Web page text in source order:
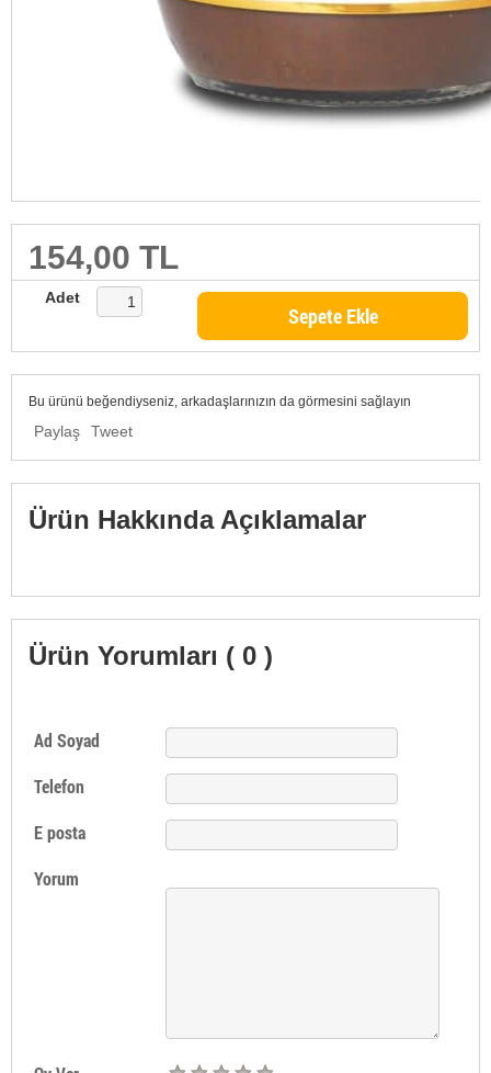
154,00 TL
Adet
Sepete Ekle
Bu ürünü beğendiyseniz, arkadaşlarınızın da görmesini sağlayın
Paylaş Tweet
Ürün Hakkında Açıklamalar
Ürün Yorumları ( 0 )
Ad Soyad
Telefon
E posta
Yorum